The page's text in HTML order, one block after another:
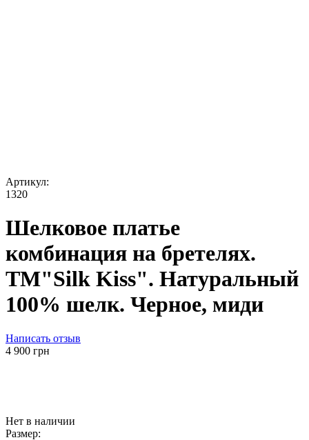
Артикул:
1320
Шелковое платье
комбинация на бретелях.
TM"Silk Kiss". Натуральный
100% шелк. Черное, миди
Написать отзыв
‍4 900‍ грн
Нет в наличии
Размер: